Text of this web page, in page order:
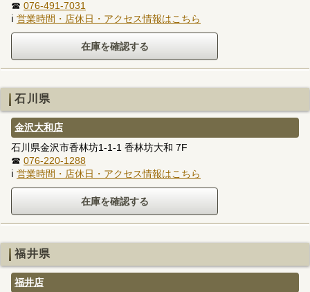
☎ 076-491-7031
ℹ 営業時間・店休日・アクセス情報はこちら
石川県
金沢大和店
石川県金沢市香林坊1-1-1 香林坊大和 7F
☎ 076-220-1288
ℹ 営業時間・店休日・アクセス情報はこちら
福井県
福井店